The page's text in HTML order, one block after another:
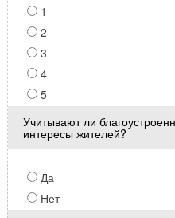
1
2
3
4
5
Учитывают ли
интересы жителей?
Да
Нет